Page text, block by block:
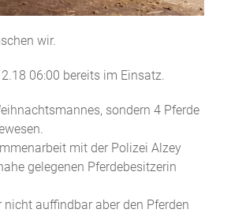
wir.
06:00 bereits im Einsatz.
sondern 4 Pferde
mit der Polizei Alzey
gelegenen Pferdebesitzerin
nicht auffindbar aber den Pferden